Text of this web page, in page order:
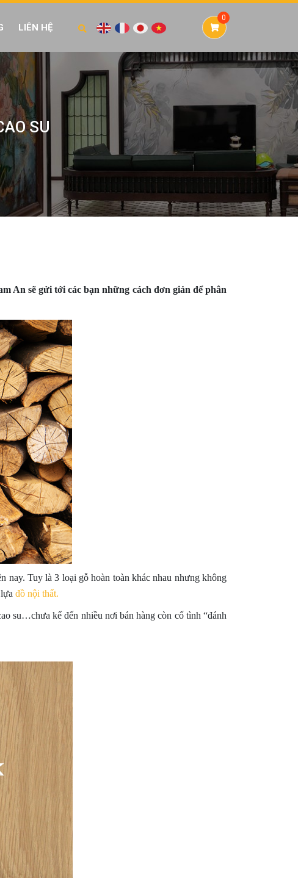
LIÊN HỆ
SU
sẽ gửi tới các bạn những cách đơn giản để phân
nay. Tuy là 3 loại gỗ hoàn toàn khác nhau nhưng không
đồ nội thất.
su…chưa kể đến nhiều nơi bán hàng còn cố tình “đánh